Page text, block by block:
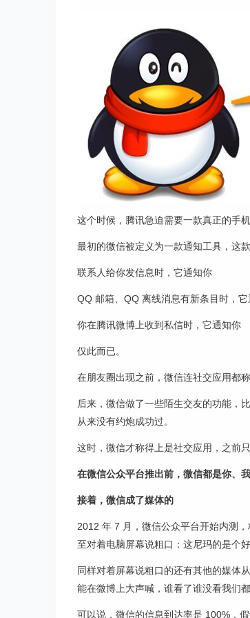
这个时候，腾讯急迫需要一款真正的手
最初的微信被定义为一款通知工具，这
联系人给你发信息时，它通知你
QQ 邮箱、QQ 离线消息有新条目时，
你在腾讯微博上收到私信时，它通知你
仅此而已。
在朋友圈出现之前，微信连社交应用都
后来，微信做了一些陌生交友的功能，
从来没有约炮成功过。
这时，微信才称得上是社交应用，之前只
在微信公众平台推出前，微信都是你、
接着，微信成了媒体的
2012 年 7 月，微信公众平台开始内测
至对着电脑屏幕说粗口：这尼玛的是个好
同样对着屏幕说粗口的还有其他的媒体
能在微博上大声喊，谁看了谁没看我们
可以说，微信的信息到达率是 100%，